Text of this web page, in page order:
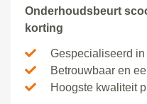
Onderhoudsbeurt
korting
Gespecialiseerd
Betrouwbaar en
Hoogste kwaliteit